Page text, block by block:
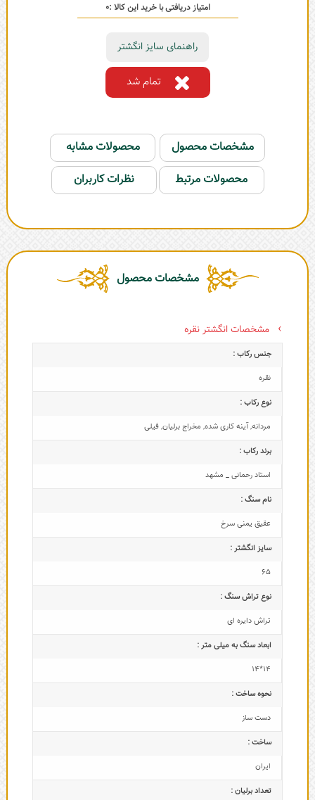
امتیاز دریافتی با خرید این کالا :0
راهنمای سایز انگشتر
تمام شد
مشخصات محصول
محصولات مشابه
محصولات مرتبط
نظرات کاربران
مشخصات محصول
مشخصات انگشتر نقره
جنس رکاب :
نقره
نوع رکاب :
مردانه,آینه کاری شده, مخراج برلیان,فیلی
برند رکاب :
استاد رحمانی _ مشهد
نام سنگ :
عقیق یمنی سرخ
سایز انگشتر :
65
نوع تراش سنگ :
تراش دایره ای
ابعاد سنگ به میلی متر :
14*14
نحوه ساخت :
دست ساز
ساخت :
ایران
تعداد برلیان :